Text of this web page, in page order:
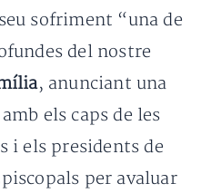
sofriment “una de
del nostre
, anunciant una
els caps de les
i els presidents de
per avaluar